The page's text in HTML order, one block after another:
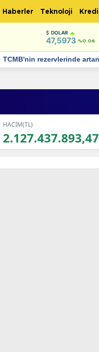
Haberler Teknoloji Kredi
DOLAR
47,5973 %0.06
TCMB'nin rezervlerinde artan
momentum devam ediyor
HACİM(TL)
2.127.437.893,47